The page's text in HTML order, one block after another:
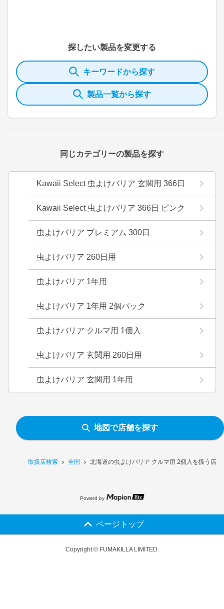
取扱店検索 全国 北海道の虫よけバリア クルマ用 2個入を扱う店舗
探したい製品を変更する
キーワードから探す
製品一覧から探す
同じカテゴリーの製品を探す
Kawaii Select 虫よけバリア 玄関用 366日
Kawaii Select 虫よけバリア 366日 ピンク
虫よけバリア プレミアム 300日
虫よけバリア 260日用
虫よけバリア 1年用
虫よけバリア 1年用 2個パック
虫よけバリア クルマ用 1個入
虫よけバリア 玄関用 260日用
虫よけバリア 玄関用 1年用
地図で店舗を探す
Powerd by
ページトップ
Copyright © FUMAKILLA LIMITED.